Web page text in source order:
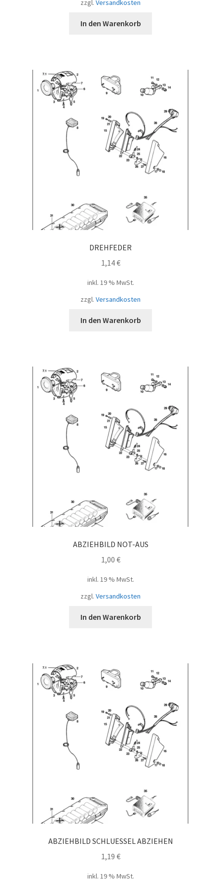
zzgl. Versandkosten
In den Warenkorb
DREHFEDER
1,14€
inkl. 19 % MwSt.
zzgl. Versandkosten
In den Warenkorb
ABZIEHBILD NOT-AUS
1,00 €
inkl. 19 % MwSt.
zzgl. Versandkosten
In den Warenkorb
ABZIEHBILD SCHLUESSEL ABZIEHEN
1,19 €
inkl. 19 % MwSt.